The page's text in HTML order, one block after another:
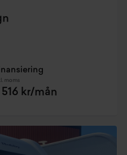
moms
516 kr/mån